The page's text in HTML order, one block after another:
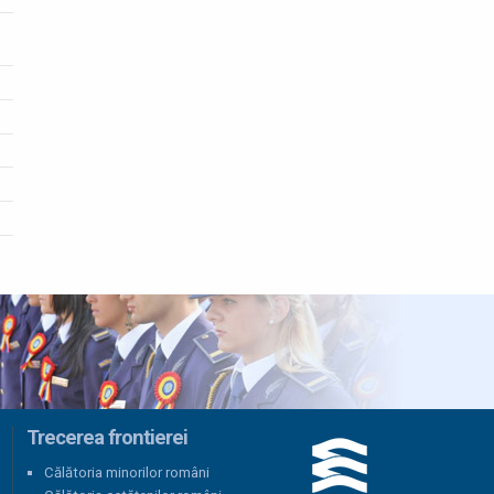
Trecerea frontierei
Călătoria minorilor români